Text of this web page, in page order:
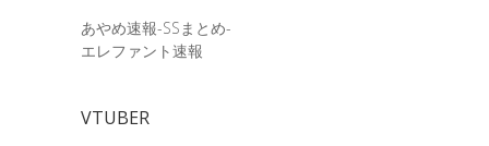
あやめ速報-SSまとめ-
エレファント速報
VTUBER